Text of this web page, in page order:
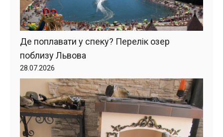
Де поплавати у спеку? Перелік озер
поблизу Львова
28.07.2026